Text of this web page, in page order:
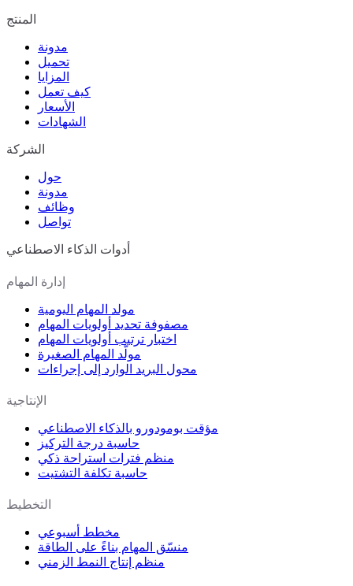
المنتج
مدونة
تحميل
المزايا
كيف تعمل
الأسعار
الشهادات
الشركة
حول
مدونة
وظائف
تواصل
أدوات الذكاء الاصطناعي
إدارة المهام
مولد المهام اليومية
مصفوفة تحديد أولويات المهام
اختبار ترتيب أولويات المهام
مولّد المهام الصغيرة
محول البريد الوارد إلى إجراءات
الإنتاجية
مؤقت بومودورو بالذكاء الاصطناعي
حاسبة درجة التركيز
منظم فترات استراحة ذكي
حاسبة تكلفة التشتيت
التخطيط
مخطط أسبوعي
منسّق المهام بناءً على الطاقة
منظم إنتاج النمط الزمني